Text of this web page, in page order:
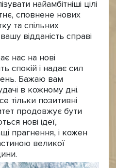
найамбітніші цілі
сповнене нових
та спільних
відданість справі
нас на нові
спокій і надає сил
Бажаю вам
в кожному дні.
тільки позитивні
продовжує бути
нові ідеї,
прагнення, і кожен
великої